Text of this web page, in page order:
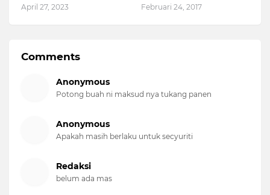
April 27, 2023 Februari 24, 2017
Comments
Anonymous
Potong buah ni maksud nya tukang panen
Anonymous
Apakah masih berlaku untuk secyuriti
Redaksi
belum ada mas